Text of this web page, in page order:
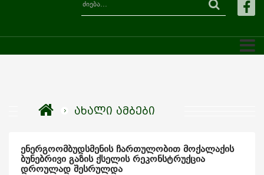
ახალი ამბები
ენერგოომბუდსმენის ჩართულობით მოქალაქის
ბუნებრივი გაზის ქსელის რეკონსტრუქცია
დროულად შესრულდა